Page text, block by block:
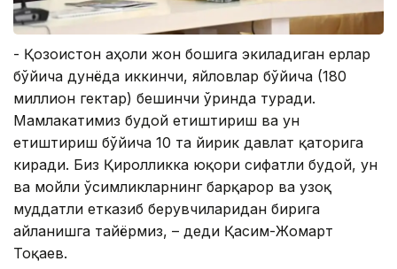
- Қозоғистон аҳоли жон бошига экиладиган ерлар
бўйича дунёда иккинчи, яйловлар бўйича (180
миллион гектар) бешинчи ўринда туради.
Мамлакатимиз буғдой етиштириш ва ун
етиштириш бўйича 10 та йирик давлат қаторига
киради. Биз Қиролликка юқори сифатли буғдой, ун
ва мойли ўсимликларнинг барқарор ва узоқ
муддатли етказиб берувчиларидан бирига
айланишга тайёрмиз, – деди Қасим-Жомарт
Тоқаев.